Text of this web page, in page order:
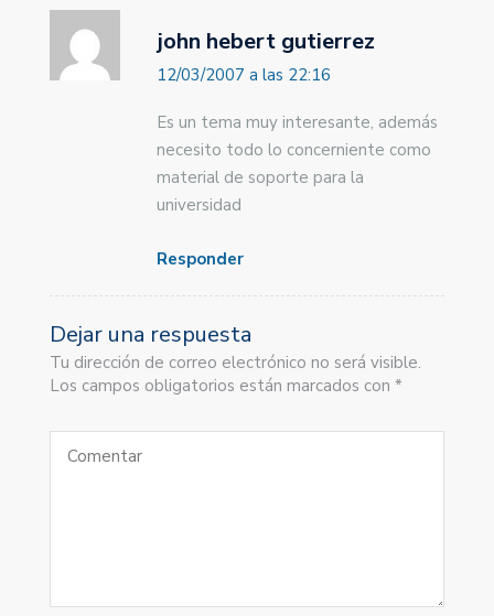
john hebert gutierrez
12/03/2007 a las 22:16
Es un tema muy interesante, además
necesito todo lo concerniente como
material de soporte para la
universidad
Responder
Dejar una respuesta
Tu dirección de correo electrónico no será visible.
Los campos obligatorios están marcados con *